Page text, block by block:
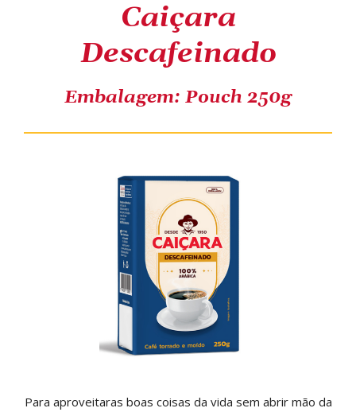
COMPRE ONLINE
Caiçara
Descafeinado
Embalagem: Pouch 250g
Para aproveitaras boas coisas da vida sem abrir mão da